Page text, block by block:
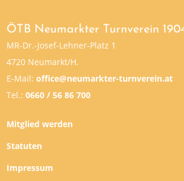
ÖTB Neumarkter Turnverein
MR-Dr.-Josef-Lehner-Platz 1
4720 Neumarkt/H.
E-Mail:office@neumarkter-turnverein.at
Tel.:0660 / 56 86 700
Mitglied werden
Statuten
Impressum